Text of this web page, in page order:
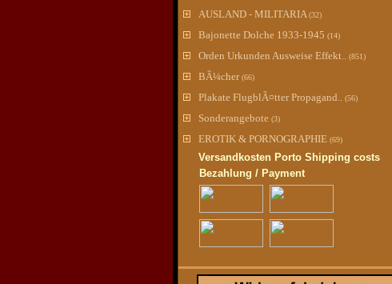
AUSLAND - MILITARIA (32)
Bajonette Dolche 1933-1945 (14)
Orden Urkunden Ausweise Effekt.. (851)
BÃ¼cher (66)
Plakate FlugblÃ¤tter Propagand.. (56)
Sonderangebote (3)
EROTIK & PORNOGRAPHIE (69)
Versandkosten Porto Shipping costs
Bezahlung / Payment